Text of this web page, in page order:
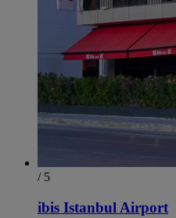
/ 5
ibis Istanbul Airport